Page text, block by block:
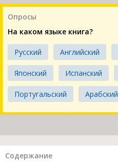
Опросы
На каком языке книга?
Русский Английский
Японский Испанский
Португальский Арабский
Содержание